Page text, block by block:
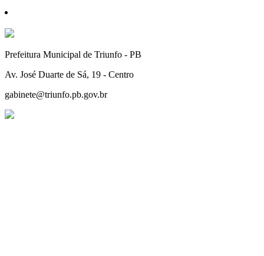
Prefeitura Municipal de Triunfo - PB
Av. José Duarte de Sá, 19 - Centro
gabinete@triunfo.pb.gov.br